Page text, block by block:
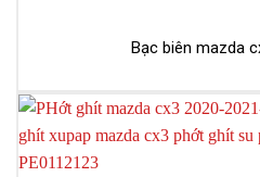
Bạc biên mazda